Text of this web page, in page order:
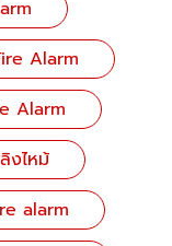
Alarm
Alarm
งไหม้
alarm